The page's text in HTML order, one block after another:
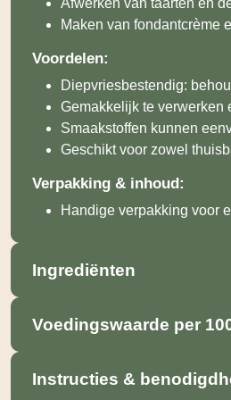
Maken van fondantcrème
Voordelen:
Diepvriesbestendig:
Gemakkelijk te verwerken
Smaakstoffen kunnen
Geschikt voor zowel
Verpakking & inhoud:
Handige verpakking voor
Ingrediënten
Voedingswaarde per
Instructies &